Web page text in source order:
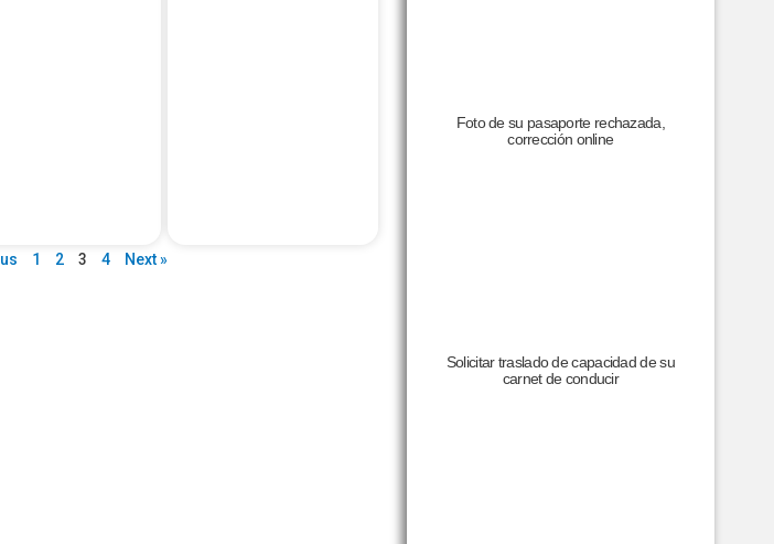
1 2 3 4 Next »
Foto de su pasaporte rechazada,
corrección online
Solicitar traslado de capacidad de su
carnet de conducir